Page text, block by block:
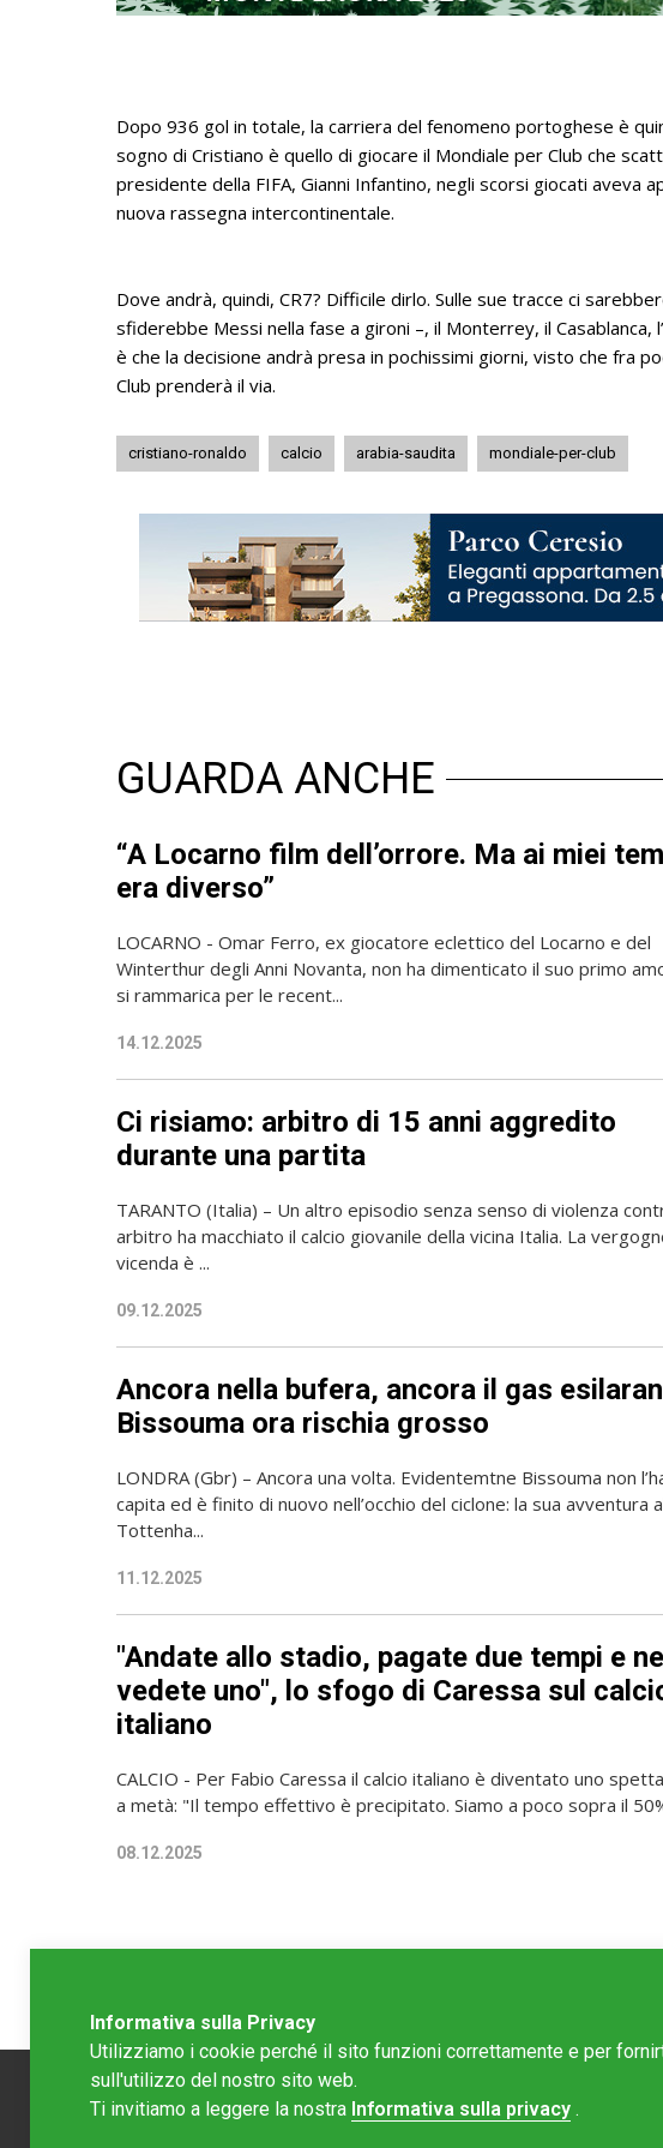
Dopo 936 gol in totale, la carriera del fenomeno portoghese è
sogno di Cristiano è quello di giocare il Mondiale per Club che
presidente della FIFA, Gianni Infantino, negli scorsi giocati aveva
nuova rassegna intercontinentale.
Dove andrà, quindi, CR7? Difficile dirlo. Sulle sue tracce ci
sfiderebbe Messi nella fase a gironi –, il Monterrey, il Casablanca,
è che la decisione andrà presa in pochissimi giorni, visto che fra
Club prenderà il via.
cristiano-ronaldo calcio arabia-saudita mondiale-per-club
GUARDA ANCHE
“A Locarno film dell’orrore. Ma ai miei
era diverso”
LOCARNO - Omar Ferro, ex giocatore eclettico del Locarno e del
Winterthur degli Anni Novanta, non ha dimenticato il suo primo
si rammarica per le recent...
14.12.2025
Ci risiamo: arbitro di 15 anni aggredito
durante una partita
TARANTO (Italia) – Un altro episodio senza senso di violenza
arbitro ha macchiato il calcio giovanile della vicina Italia. La
vicenda è ...
09.12.2025
Ancora nella bufera, ancora il gas
Bissouma ora rischia grosso
LONDRA (Gbr) – Ancora una volta. Evidentemtne Bissouma non
capita ed è finito di nuovo nell’occhio del ciclone: la sua avventura
Tottenha...
11.12.2025
"Andate allo stadio, pagate due tempi e ne
vedete uno", lo sfogo di Caressa sul
italiano
CALCIO - Per Fabio Caressa il calcio italiano è diventato uno
a metà: "Il tempo effettivo è precipitato. Siamo a poco sopra il
08.12.2025
Informativa sulla Privacy
Utilizziamo i cookie perché il sito funzioni correttamente e per
sull'utilizzo del nostro sito web.
Ti invitiamo a leggere la nostra Informativa sulla privacy .